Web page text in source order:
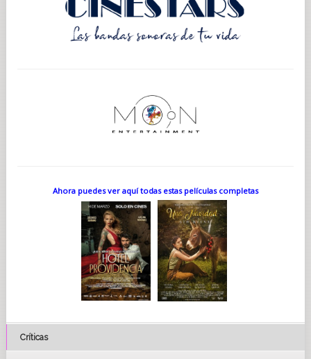
Ahora puedes ver aquí todas estas películas completas
Críticas